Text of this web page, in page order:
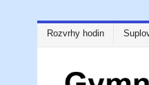
Rozvrhy hodin